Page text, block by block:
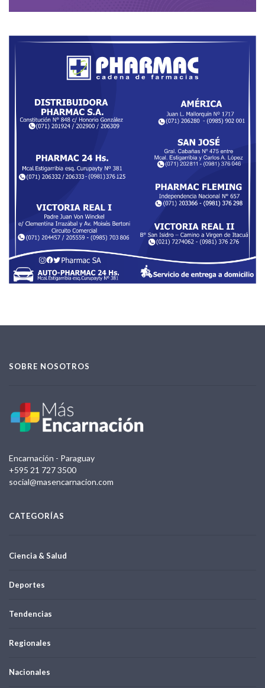
SOBRE NOSOTROS
Encarnación - Paraguay
+595 21 727 3500
social@masencarnacion.com
CATEGORÍAS
Ciencia & Salud
Deportes
Tendencias
Regionales
Nacionales